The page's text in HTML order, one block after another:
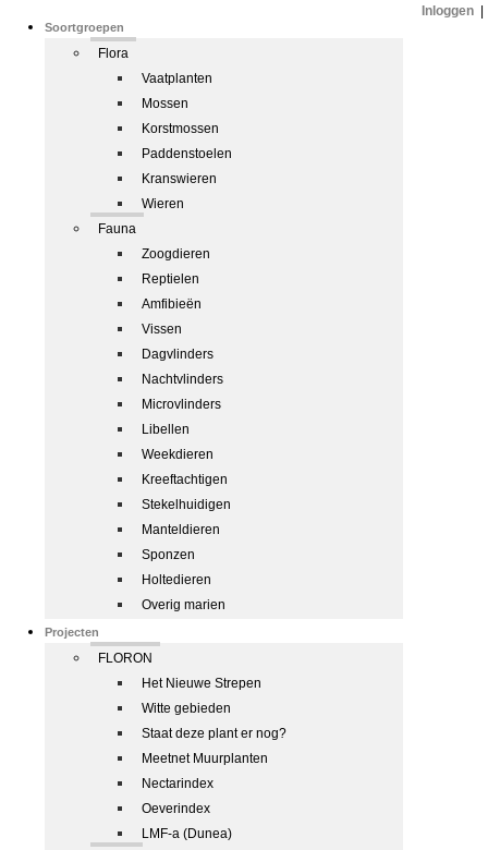
Soortgroepen
Flora
Vaatplanten
Mossen
Korstmossen
Paddenstoelen
Kranswieren
Wieren
Fauna
Zoogdieren
Reptielen
Amfibieën
Vissen
Dagvlinders
Nachtvlinders
Microvlinders
Libellen
Weekdieren
Kreeftachtigen
Stekelhuidigen
Manteldieren
Sponzen
Holtedieren
Overig marien
Projecten
FLORON
Het Nieuwe Strepen
Witte gebieden
Staat deze plant er nog?
Meetnet Muurplanten
Nectarindex
Oeverindex
LMF-a (Dunea)
Inloggen